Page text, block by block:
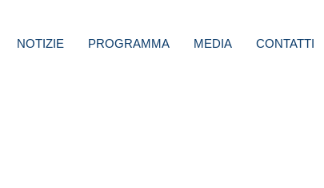
NOTIZIE PROGRAMMA MEDIA CONTATTI